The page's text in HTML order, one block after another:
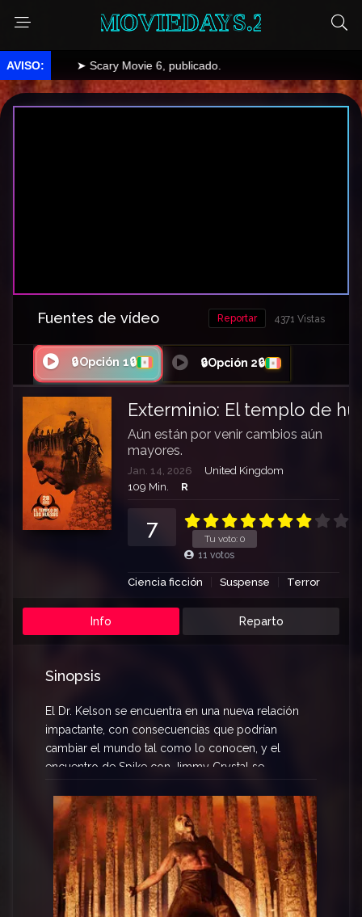
MOVIEDAYS.2
➤ Scary Movie 6, publicado.
Fuentes de vídeo 4371 Vistas
Reportar
🔒Opción 1🔒 🔒Opción 2🔒
Exterminio: El templo de
Aún están por venir cambios aún
mayores.
Jan. 14, 2026
United Kingdom
109 Min.
R
Tu voto: 0
7
11 votos
Ciencia ficción Suspense Terror
Info Reparto
Sinopsis
El Dr. Kelson se encuentra en una nueva relación
impactante, con consecuencias que podrían
cambiar el mundo tal como lo conocen, y el
encuentro de Spike con Jimmy Crystal se
escapar.